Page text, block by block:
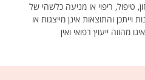
טיפול, ריפוי או מניעה כלשהי של
והתוצאות אינן מייצגות או
מהווה ייעוץ רפואי ואין